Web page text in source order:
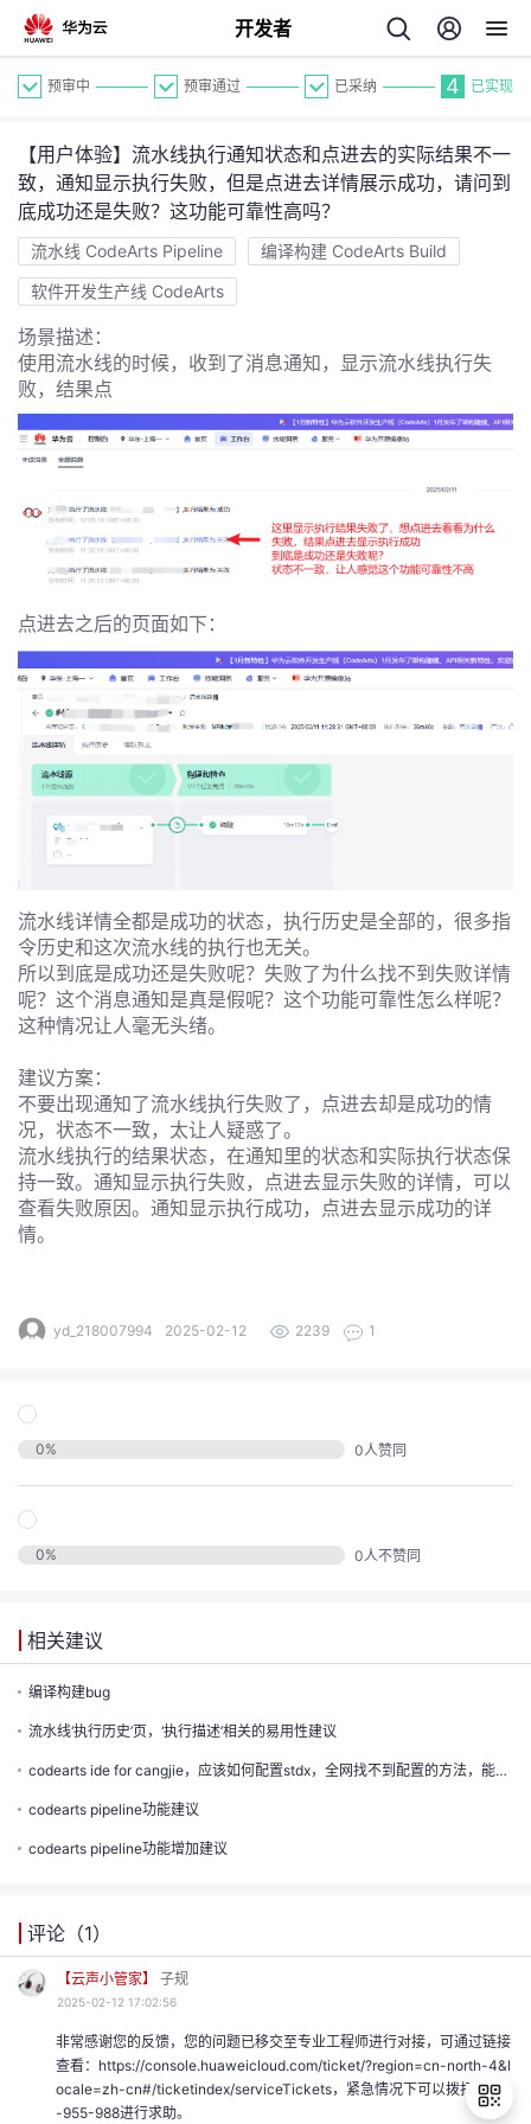
开发者
个
人
主
我
的
开
我
的
博
客
我
的
论
我
的
子
我
直
播
的
活
我
的
注
我
的
开
发
学
我
课
的
我
验
收
的
Programs
我
的
支
技
术
的
建
预审中 预审通过 已采纳 4 已实现
【用户体验】流水线执行通知状态和点进去的实际结果不一
致，通知显示执行失败，但是点进去详情展示成功，请问到
底成功还是失败？这功能可靠性高吗？
流水线 CodeArts Pipeline
编译构建 CodeArts Build
软件开发生产线 CodeArts
场景描述：
使用流水线的时候，收到了消息通知，显示流水线执行失
败，结果点
点进去之后的页面如下：
流水线详情全都是成功的状态，执行历史是全部的，很多指
令历史和这次流水线的执行也无关。
所以到底是成功还是失败呢？失败了为什么找不到失败详情
呢？这个消息通知是真是假呢？这个功能可靠性怎么样呢？
这种情况让人毫无头绪。
建议方案：
不要出现通知了流水线执行失败了，点进去却是成功的情
况，状态不一致，太让人疑惑了。
流水线执行的结果状态，在通知里的状态和实际执行状态保
持一致。通知显示执行失败，点进去显示失败的详情，可以
查看失败原因。通知显示执行成功，点进去显示成功的详
情。
yd_218007994 2025-02-12 2239 1
0% 0人赞同
0% 0人不赞同
相关建议
编译构建bug
流水线‘执行历史’页，‘执行描述’相关的易用性建议
codearts ide for cangjie，应该如何配置stdx，全网找不到配置的方法，能介绍么？
codearts pipeline功能建议
codearts pipeline功能增加建议
评论（1）
【云声小管家】 子规
2025-02-12 17:02:56
非常感谢您的反馈，您的问题已移交至专业工程师进行对接，可通过链接
查看：https://console.huaweicloud.com/ticket/?region=cn-north-4&l
ocale=zh-cn#/ticketindex/serviceTickets，紧急情况下可以拨打4000
-955-988进行求助。